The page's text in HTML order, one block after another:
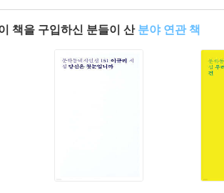
책을 구입하신 분들이 산 분야 연관 책